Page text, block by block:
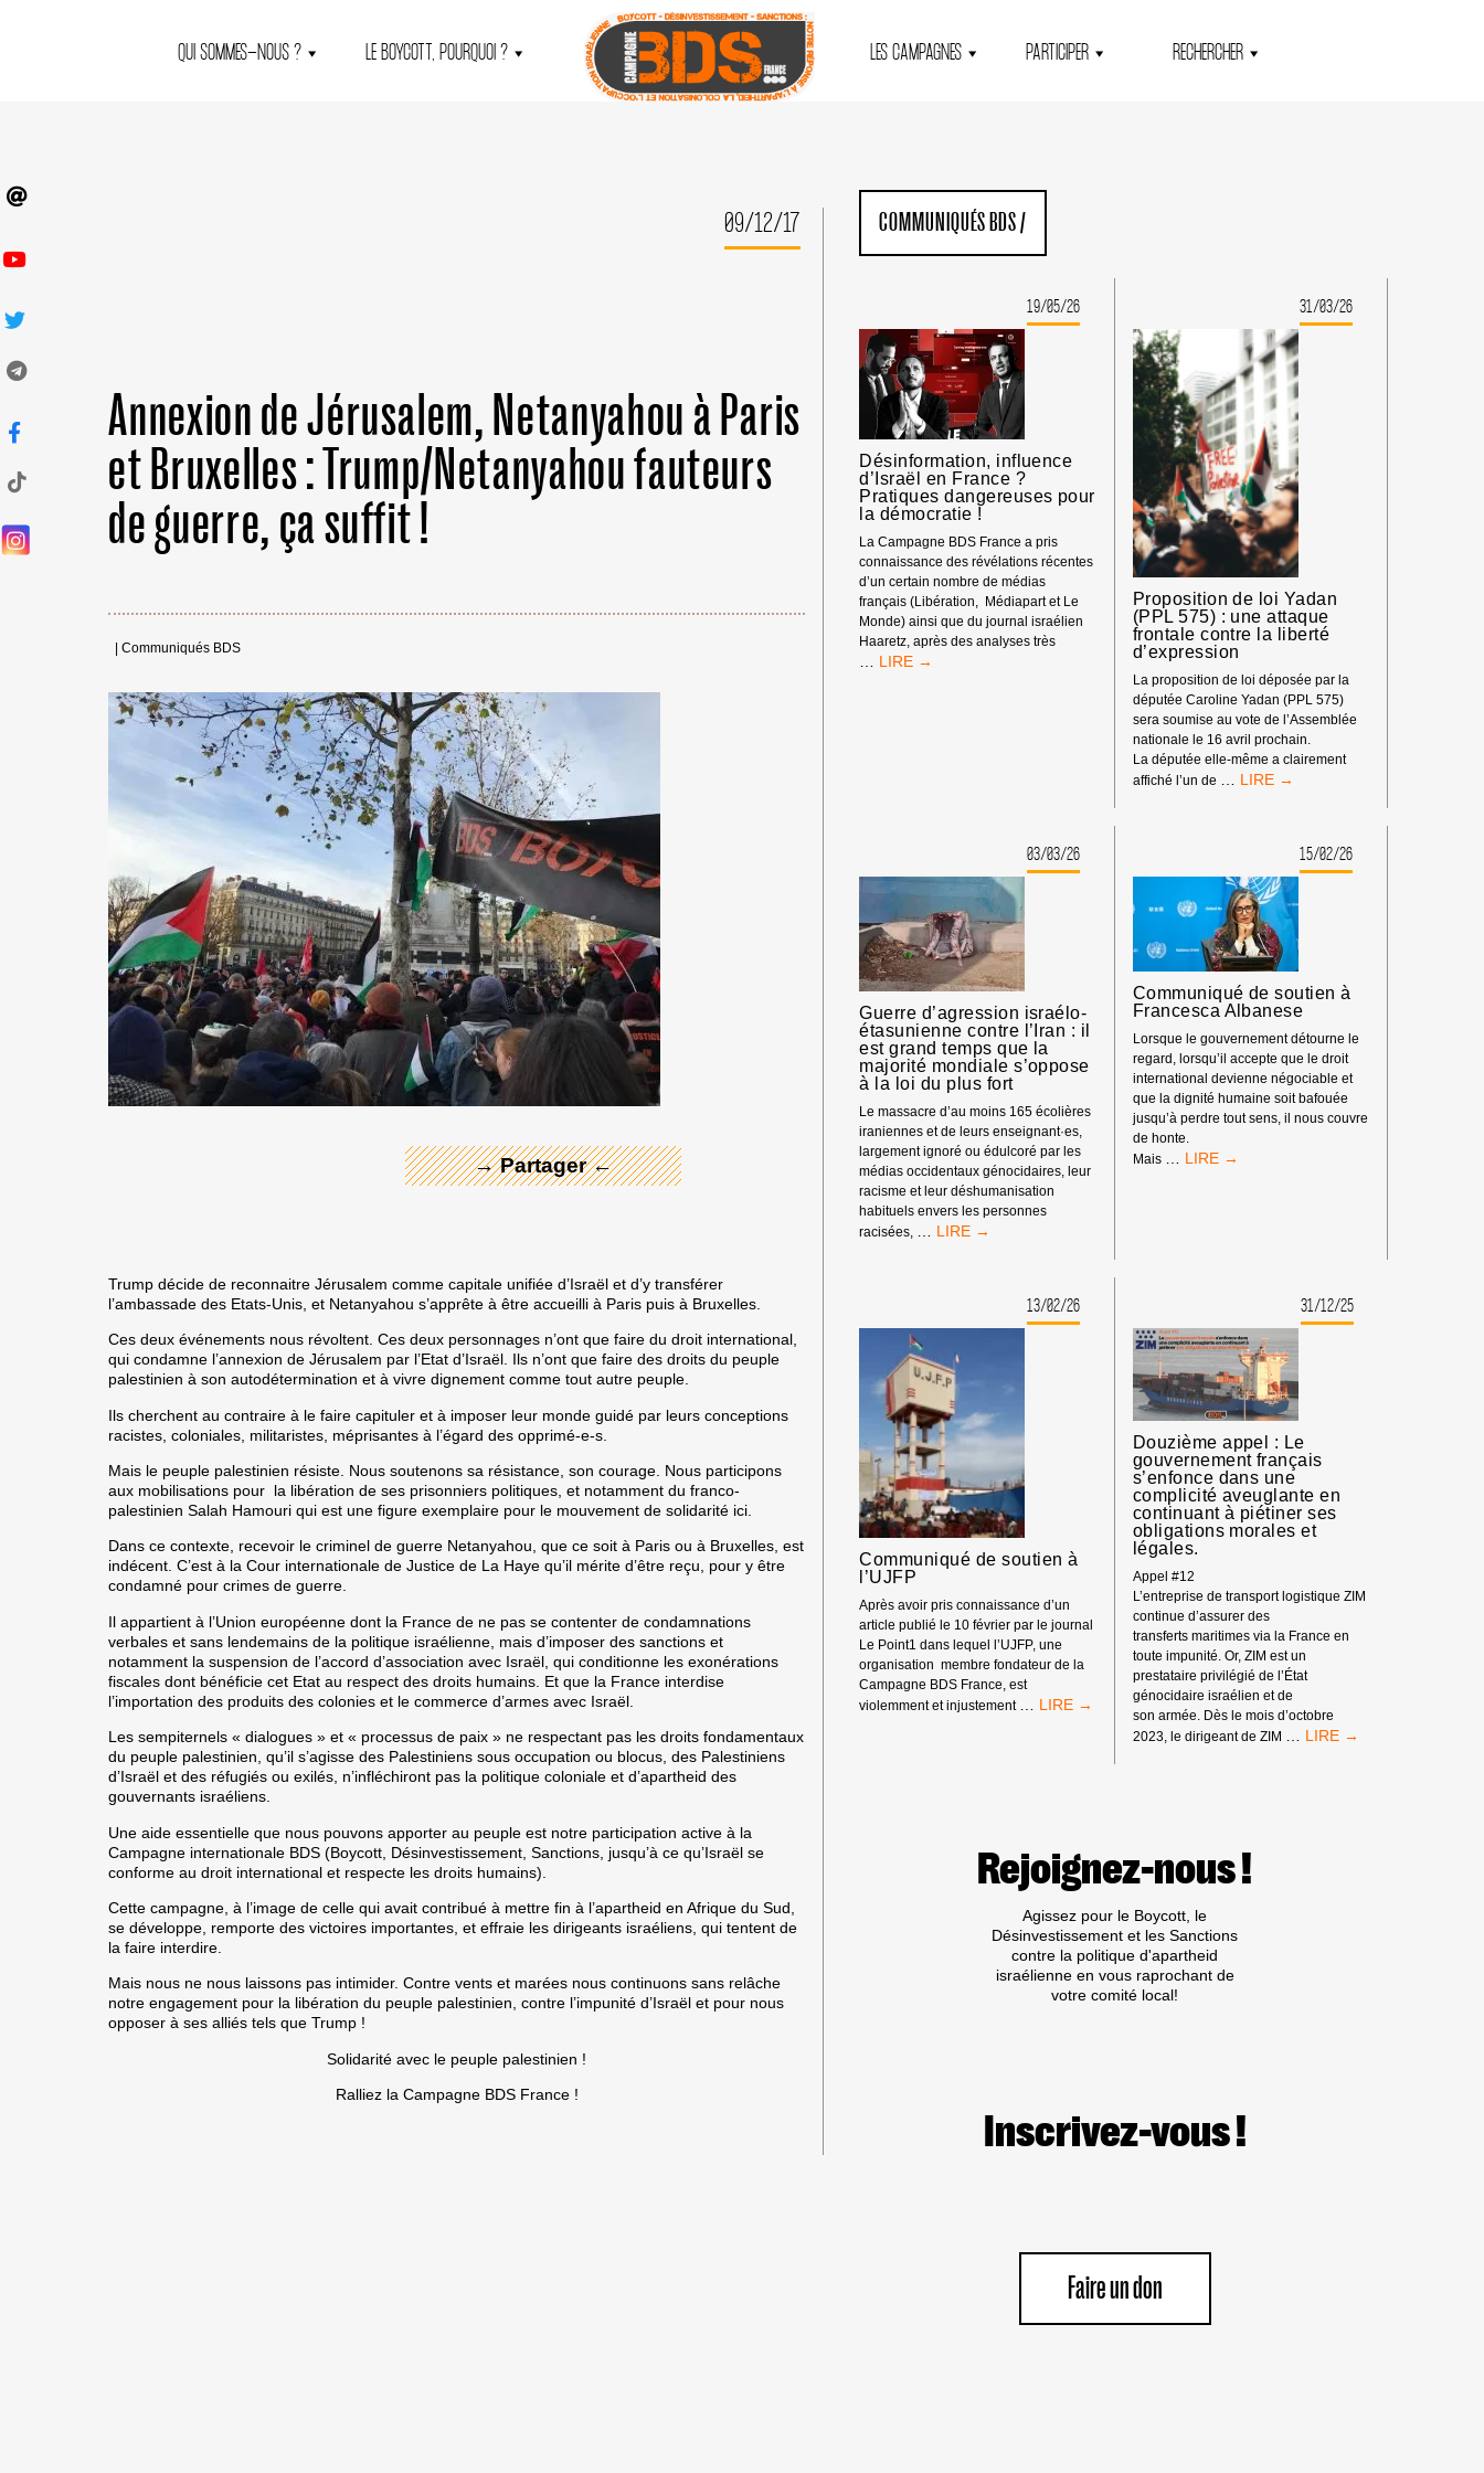
QUI SOMMES-NOUS ? LE BOYCOTT, POURQUOI ? LES CAMPAGNES PARTICIPER RECHERCHER
09/12/17
Annexion de Jérusalem, Netanyahou à Paris
et Bruxelles : Trump/Netanyahou fauteurs
de guerre, ça suffit !
|Communiqués BDS
→ Partager ←
← Merci ! →
Trump décide de reconnaitre Jérusalem comme capitale unifiée d’Israël et d’y transférer
l’ambassade des Etats-Unis, et Netanyahou s’apprête à être accueilli à Paris puis à Bruxelles.
Ces deux événements nous révoltent. Ces deux personnages n’ont que faire du droit international,
qui condamne l’annexion de Jérusalem par l’Etat d’Israël. Ils n’ont que faire des droits du peuple
palestinien à son autodétermination et à vivre dignement comme tout autre peuple.
Ils cherchent au contraire à le faire capituler et à imposer leur monde guidé par leurs conceptions
racistes, coloniales, militaristes, méprisantes à l’égard des opprimé-e-s.
Mais le peuple palestinien résiste. Nous soutenons sa résistance, son courage. Nous participons
aux mobilisations pour la libération de ses prisonniers politiques, et notamment du franco-
palestinien Salah Hamouri qui est une figure exemplaire pour le mouvement de solidarité ici.
Dans ce contexte, recevoir le criminel de guerre Netanyahou, que ce soit à Paris ou à Bruxelles, est
indécent. C’est à la Cour internationale de Justice de La Haye qu’il mérite d’être reçu, pour y être
condamné pour crimes de guerre.
Il appartient à l’Union européenne dont la France de ne pas se contenter de condamnations
verbales et sans lendemains de la politique israélienne, mais d’imposer des sanctions et
notamment la suspension de l’accord d’association avec Israël, qui conditionne les exonérations
fiscales dont bénéficie cet Etat au respect des droits humains. Et que la France interdise
l’importation des produits des colonies et le commerce d’armes avec Israël.
Les sempiternels « dialogues » et « processus de paix » ne respectant pas les droits fondamentaux
du peuple palestinien, qu’il s’agisse des Palestiniens sous occupation ou blocus, des Palestiniens
d’Israël et des réfugiés ou exilés, n’infléchiront pas la politique coloniale et d’apartheid des
gouvernants israéliens.
Une aide essentielle que nous pouvons apporter au peuple est notre participation active à la
Campagne internationale BDS (Boycott, Désinvestissement, Sanctions, jusqu’à ce qu’Israël se
conforme au droit international et respecte les droits humains).
Cette campagne, à l’image de celle qui avait contribué à mettre fin à l’apartheid en Afrique du Sud,
se développe, remporte des victoires importantes, et effraie les dirigeants israéliens, qui tentent de
la faire interdire.
Mais nous ne nous laissons pas intimider. Contre vents et marées nous continuons sans relâche
notre engagement pour la libération du peuple palestinien, contre l’impunité d’Israël et pour nous
opposer à ses alliés tels que Trump !
Solidarité avec le peuple palestinien !
Ralliez la Campagne BDS France !
COMMUNIQUÉS BDS/
19/05/26
Désinformation, influence
d’Israël en France ?
Pratiques dangereuses pour
la démocratie !
La Campagne BDS France a pris
connaissance des révélations récentes
d’un certain nombre de médias
français (Libération, Médiapart et Le
Monde) ainsi que du journal israélien
Haaretz, après des analyses très
DÉSINFORMATION,
!
31/03/26
Proposition de loi Yadan
(PPL 575) : une attaque
frontale contre la liberté
d’expression
La proposition de loi déposée par la
députée Caroline Yadan (PPL 575)
sera soumise au vote de l’Assemblée
nationale le 16 avril prochain.
La députée elle-même a clairement
affiché l’un de
PROPOSITION
575)
:
UNE
ATTAQUE
FRONTALE
CONTRE
LA
LIBERTÉ
D’EXPRESSION
03/03/26
Guerre d’agression israélo-
étasunienne contre l’Iran : il
est grand temps que la
majorité mondiale s’oppose
à la loi du plus fort
Le massacre d’au moins 165 écolières
iraniennes et de leurs enseignant·es,
largement ignoré ou édulcoré par les
médias occidentaux génocidaires, leur
racisme et leur déshumanisation
habituels envers les personnes
racisées,
GUERRE
L’IRAN
IL
EST
GRAND
TEMPS
QUE
LA
MAJORITÉ
MONDIALE
S’OPPOSE
LA
DU
PLUS
FORT
15/02/26
Communiqué de soutien à
Francesca Albanese
Lorsque le gouvernement détourne le
regard, lorsqu’il accepte que le droit
international devienne négociable et
que la dignité humaine soit bafouée
jusqu’à perdre tout sens, il nous couvre
de honte.
Mais
COMMUNIQUÉ
13/02/26
Communiqué de soutien à
l’UJFP
Après avoir pris connaissance d’un
article publié le 10 février par le journal
Le Point1 dans lequel l’UJFP, une
organisation membre fondateur de la
Campagne BDS France, est
violemment et injustement … COMMUNIQUÉ
31/12/25
Douzième appel : Le
gouvernement français
s’enfonce dans une
complicité aveuglante en
continuant à piétiner ses
obligations morales et
légales.
Appel #12
L’entreprise de transport logistique ZIM
continue d’assurer des
transferts maritimes via la France en
toute impunité. Or, ZIM est un
prestataire privilégié de l’État
génocidaire israélien et de
son armée. Dès le mois d’octobre
2023, le dirigeant de ZIM
DOUZIÈME
Rejoignez-nous !
Agissez pour le Boycott, le
Désinvestissement et les Sanctions
contre la politique d'apartheid
israélienne en vous raprochant de
votre comité local!
Inscrivez-vous !
Faire un don